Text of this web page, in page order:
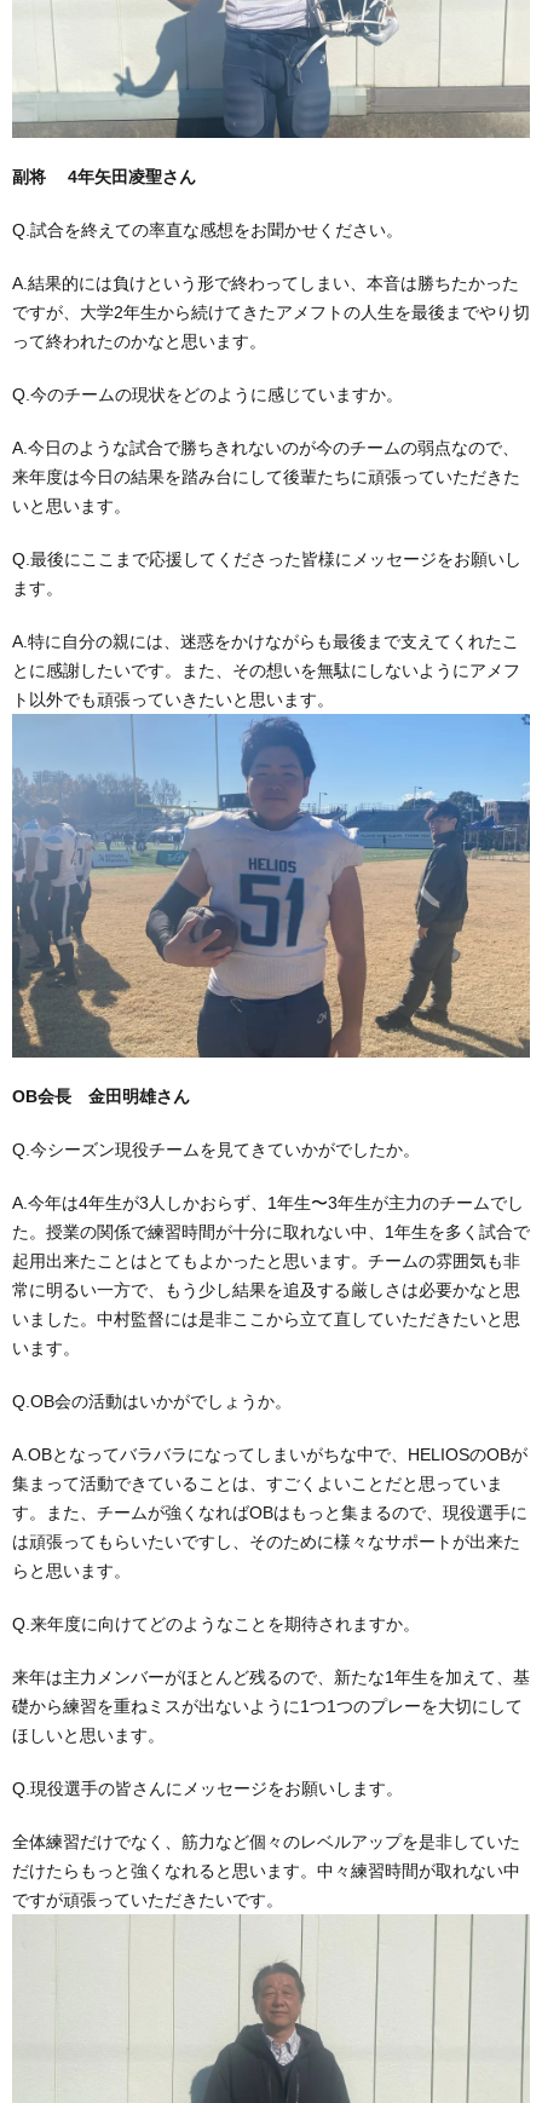
副将 4年矢田凌聖さん
Q.試合を終えての率直な感想をお聞かせください。
A.結果的には負けという形で終わってしまい、本音は勝ちたかった
ですが、大学2年生から続けてきたアメフトの人生を最後までやり切
って終われたのかなと思います。
Q.今のチームの現状をどのように感じていますか。
A.今日のような試合で勝ちきれないのが今のチームの弱点なので、
来年度は今日の結果を踏み台にして後輩たちに頑張っていただきた
いと思います。
Q.最後にここまで応援してくださった皆様にメッセージをお願いし
ます。
A.特に自分の親には、迷惑をかけながらも最後まで支えてくれたこ
とに感謝したいです。また、その想いを無駄にしないようにアメフ
ト以外でも頑張っていきたいと思います。
OB会長 金田明雄さん
Q.今シーズン現役チームを見てきていかがでしたか。
A.今年は4年生が3人しかおらず、1年生〜3年生が主力のチームでし
た。授業の関係で練習時間が十分に取れない中、1年生を多く試合で
起用出来たことはとてもよかったと思います。チームの雰囲気も非
常に明るい一方で、もう少し結果を追及する厳しさは必要かなと思
いました。中村監督には是非ここから立て直していただきたいと思
います。
Q.OB会の活動はいかがでしょうか。
A.OBとなってバラバラになってしまいがちな中で、HELIOSのOBが
集まって活動できていることは、すごくよいことだと思っていま
す。また、チームが強くなればOBはもっと集まるので、現役選手に
は頑張ってもらいたいですし、そのために様々なサポートが出来た
らと思います。
Q.来年度に向けてどのようなことを期待されますか。
来年は主力メンバーがほとんど残るので、新たな1年生を加えて、基
礎から練習を重ねミスが出ないように1つ1つのプレーを大切にして
ほしいと思います。
Q.現役選手の皆さんにメッセージをお願いします。
全体練習だけでなく、筋力など個々のレベルアップを是非していた
だけたらもっと強くなれると思います。中々練習時間が取れない中
ですが頑張っていただきたいです。